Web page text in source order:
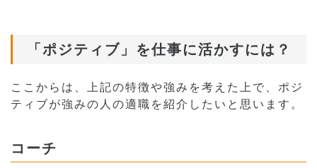
「ポジティブ」を仕事に活かすには？
ここからは、上記の特徴や強みを考えた上で、ポジ
ティブが強みの人の適職を紹介したいと思います。
コーチ